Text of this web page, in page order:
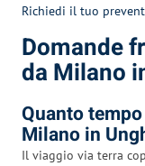
Richiedi il tuo
Domande
da Milano
Quanto
Milano in
Il viaggio via terra